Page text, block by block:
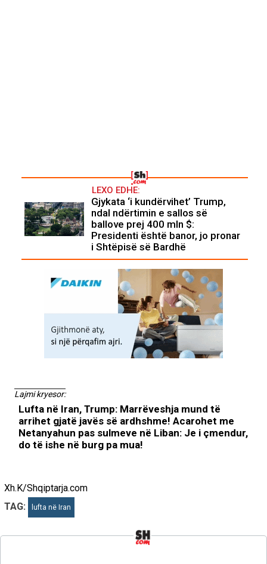
LEXO EDHE:
Gjykata ‘i kundërvihet’ Trump,
ndal ndërtimin e sallos së
ballove prej 400 mln $:
Presidenti është banor, jo pronar
i Shtëpisë së Bardhë
Lajmi kryesor:
Lufta në Iran, Trump: Marrëveshja mund të
arrihet gjatë javës së ardhshme! Acarohet me
Netanyahun pas sulmeve në Liban: Je i çmendur,
do të ishe në burg pa mua!
Xh.K/Shqiptarja.com
TAG:
lufta në Iran